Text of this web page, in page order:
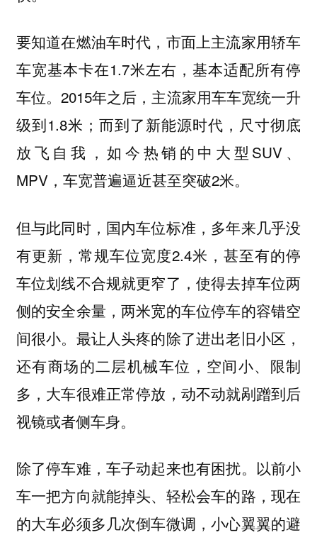
要知道在燃油车时代，市面上主流家用轿车
车宽基本卡在1.7米左右，基本适配所有停
车位。2015年之后，主流家用车车宽统一升
级到1.8米；而到了新能源时代，尺寸彻底
放飞自我，如今热销的中大型SUV、
MPV，车宽普遍逼近甚至突破2米。
但与此同时，国内车位标准，多年来几乎没
有更新，常规车位宽度2.4米，甚至有的停
车位划线不合规就更窄了，使得去掉车位两
侧的安全余量，两米宽的车位停车的容错空
间很小。最让人头疼的除了进出老旧小区，
还有商场的二层机械车位，空间小、限制
多，大车很难正常停放，动不动就剐蹭到后
视镜或者侧车身。
除了停车难，车子动起来也有困扰。以前小
车一把方向就能掉头、轻松会车的路，现在
的大车必须多几次倒车微调，小心翼翼的避